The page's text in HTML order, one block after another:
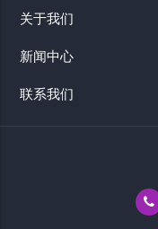
关于我们
新闻中心
联系我们